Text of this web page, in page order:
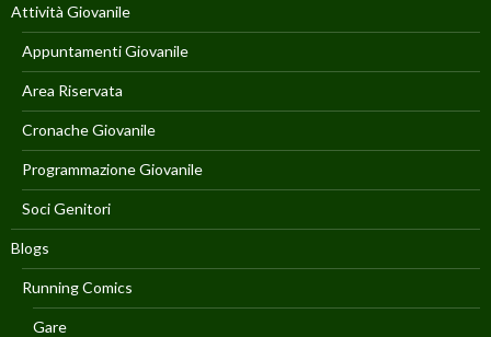
Attività Giovanile
Appuntamenti Giovanile
Area Riservata
Cronache Giovanile
Programmazione Giovanile
Soci Genitori
Blogs
Running Comics
Gare